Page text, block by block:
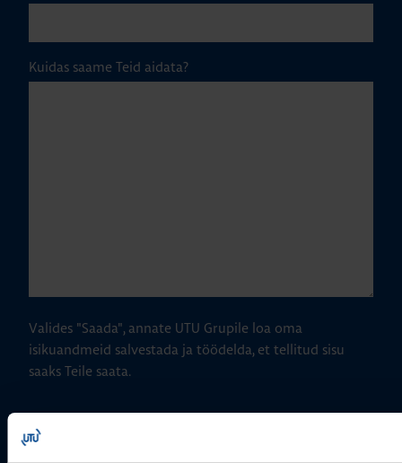
Kuidas saame Teid aidata?
Valides "Saada", annate UTU Grupile loa oma
isikuandmeid salvestada ja töödelda, et tellitud sisu
saaks Teile saata.